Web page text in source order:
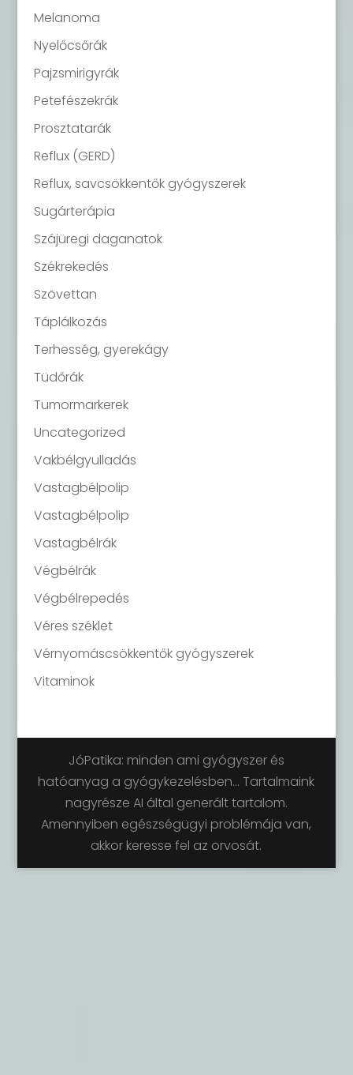
Melanoma
Nyelőcsőrák
Pajzsmirigyrák
Petefészekrák
Prosztatarák
Reflux (GERD)
Reflux, savcsökkentők gyógyszerek
Sugárterápia
Szájüregi daganatok
Székrekedés
Szövettan
Táplálkozás
Terhesség, gyerekágy
Tüdőrák
Tumormarkerek
Uncategorized
Vakbélgyulladás
Vastagbélpolip
Vastagbélpolip
Vastagbélrák
Végbélrák
Végbélrepedés
Véres széklet
Vérnyomáscsökkentők gyógyszerek
Vitaminok
JóPatika: minden ami gyógyszer és
hatóanyag a gyógykezelésben... Tartalmaink
nagyrésze AI által generált tartalom.
Amennyiben egészségügyi problémája van,
akkor keresse fel az orvosát.